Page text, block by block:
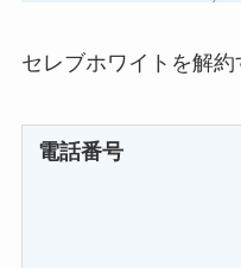
セレブホワイトを解約
電話番号